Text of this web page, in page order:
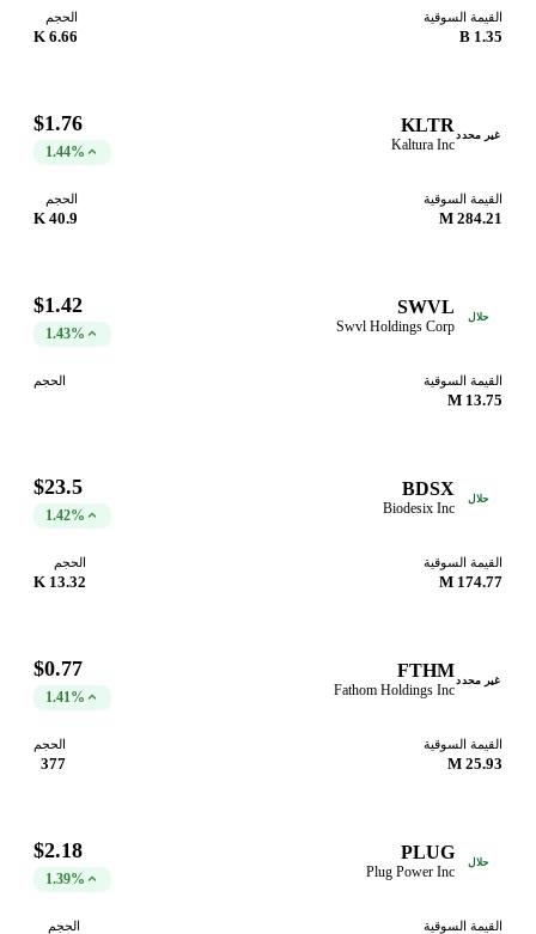
القيمة السوقية
1.35 B
الحجم
6.66 K
غير محدد KLTR
Kaltura Inc
$1.76
1.44%
القيمة السوقية
284.21 M
الحجم
40.9 K
حلال SWVL
Swvl Holdings Corp
$1.42
1.43%
القيمة السوقية
13.75 M
الحجم
حلال BDSX
Biodesix Inc
$23.5
1.42%
القيمة السوقية
174.77 M
الحجم
13.32 K
غير محدد FTHM
Fathom Holdings Inc
$0.77
1.41%
القيمة السوقية
25.93 M
الحجم
377
حلال PLUG
Plug Power Inc
$2.18
1.39%
القيمة السوقية الحجم